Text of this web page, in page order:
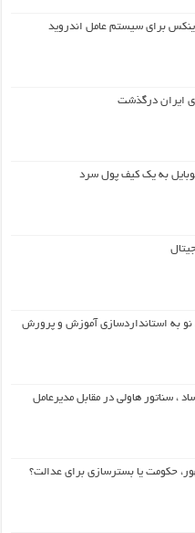
برای سیستم عامل اندروید
ایران درگذشت
به یک کیف‌ پول سرد
نو به استانداردسازی آموزش و پرورش
، سناتور هاولی در مقابل مدیرعامل
حکومت یا بسترسازی برای عدالت؟